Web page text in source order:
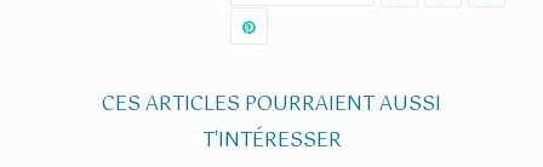
CES ARTICLES POURRAIENT AUSSI
T'INTÉRESSER